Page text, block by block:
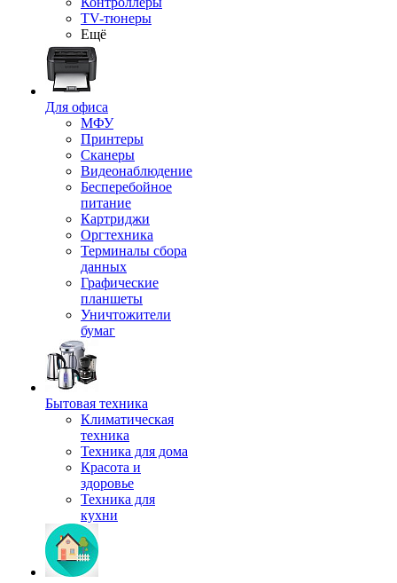
TV-тюнеры
Ещё
Для офиса
МФУ
Принтеры
Сканеры
Видеонаблюдение
Бесперебойное
питание
Картриджи
Оргтехника
Терминалы сбора
данных
Графические
планшеты
Уничтожители
бумаг
Бытовая техника
Климатическая
техника
Техника для дома
Красота и
здоровье
Техника для
кухни